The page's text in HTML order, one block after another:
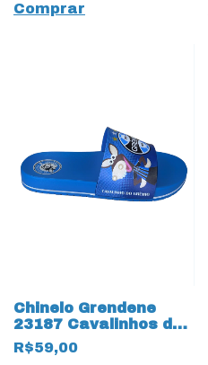
Comprar
Chinelo Grendene
23187 Cavalinhos do
Fantástico 17517
Gremio Azul
R$59,00